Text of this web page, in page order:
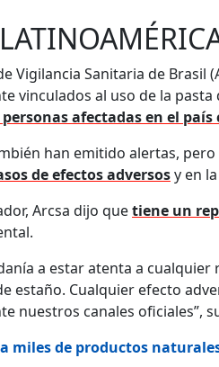
Vigilancia Sanitaria de
vinculados al uso de la
afectadas en el país
han emitido alertas,
de efectos adversosy en
Arcsa dijo quetiene un
a estar atenta a
estaño. Cualquier efecto
nuestros canales oficiales”,
miles de productos